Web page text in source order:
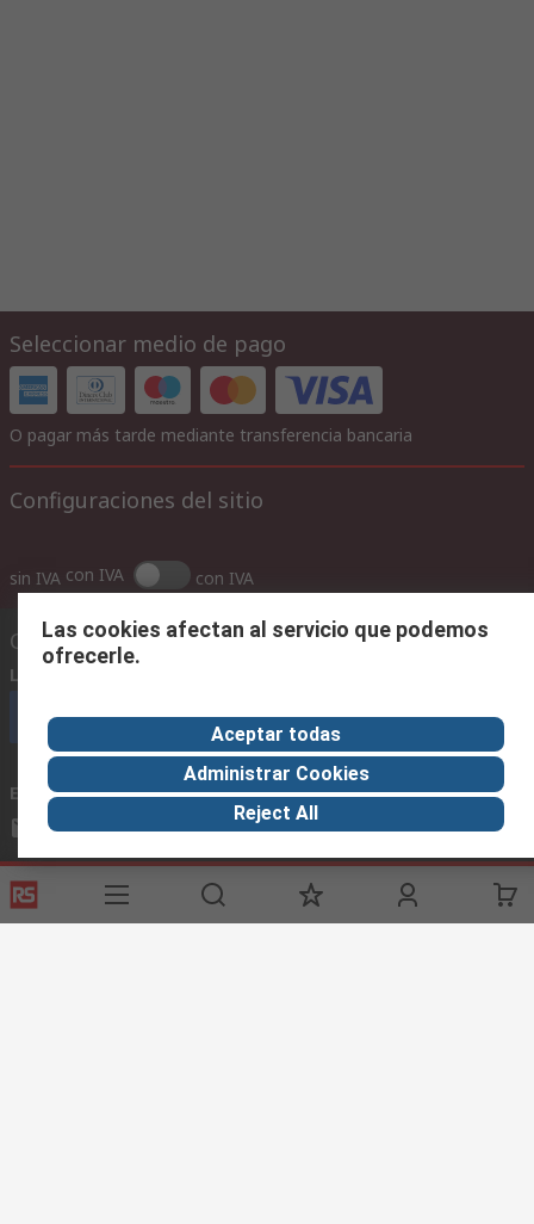
Seleccionar medio de pago
O pagar más tarde mediante transferencia bancaria
Configuraciones del sitio
sin IVA con IVA con IVA
Contáctenos
Llámenos
Llámenos
Envíenos un email usualmente respondemos en 24 horas
ventas@rschile.cl
Conectar con nosotros
Las cookies afectan al servicio que podemos
ofrecerle.
Aceptar todas
Administrar Cookies
Reject All